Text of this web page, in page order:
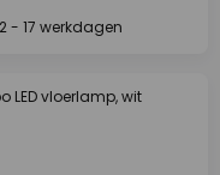
- 17 werkdagen
LED vloerlamp, wit